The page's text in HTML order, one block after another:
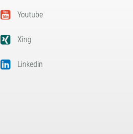
Youtube
Xing
Linkedin